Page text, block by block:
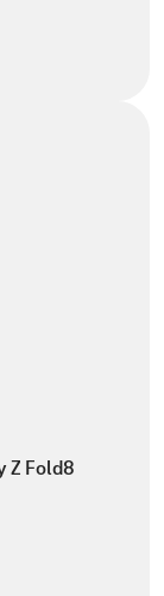
Z Fold8